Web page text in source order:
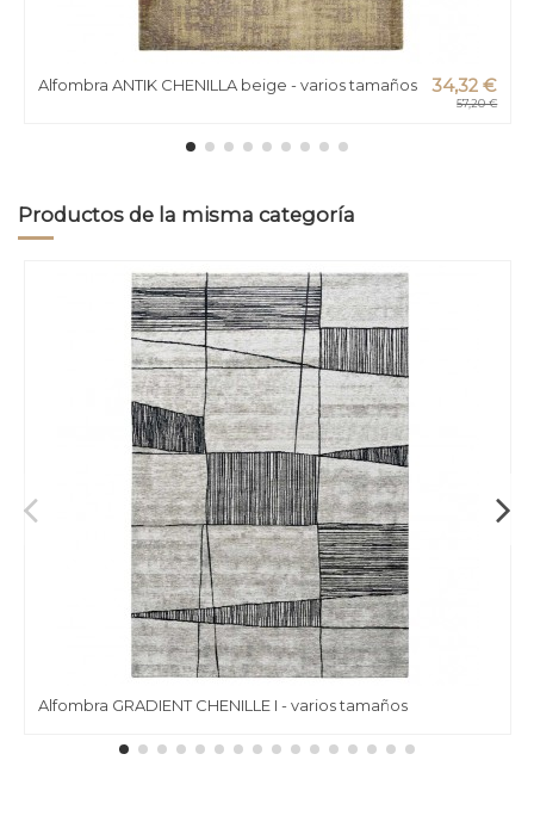
Alfombra ANTIK CHENILLA beige - varios tamaños 34,32 €
57,20 €
Productos de la misma categoría
Alfombra GRADIENT CHENILLE I - varios tamaños